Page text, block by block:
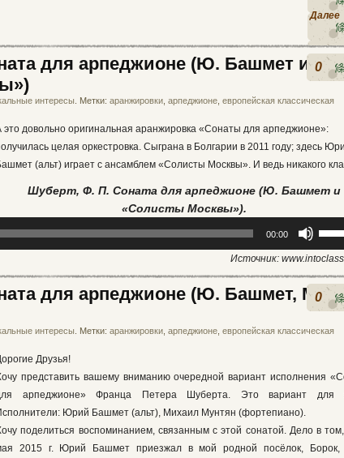
Далее
для арпеджионе (Ю. Башмет и
интересы . Метки: аранжировки арпеджионе европейская классическая
0
это довольно оригинальная аранжировка «Сонаты для арпеджионе»:
целая оркестровка. Сыграна в Болгарии в 2011 году; здесь
(альт) играет с ансамблем «Солисты Москвы». И ведь никакого
Шуберт, Ф. П. Соната для арпеджионе (Ю. Башмет и
«Солисты Москвы»).
00:00
вниз,
или
Источник:
для арпеджионе (Ю. Башмет, М.
интересы . Метки: аранжировки арпеджионе европейская классическая
0
Друзья!
представить вашему вниманию очередной вариант исполнения
арпеджионе» Франца Петера Шуберта. Это вариант для
Юрий Башмет (альт), Михаил Мунтян (фортепиано).
поделиться воспоминанием, связанным с этой сонатой. Дело в
2015 г. Юрий Башмет приезжал в мой родной посёлок, Борок,